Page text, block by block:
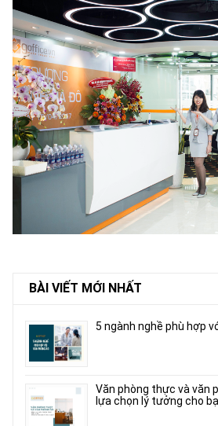
BÀI VIẾT MỚI NHẤT
5 ngành nghề phù hợp
Văn phòng thực và văn
lựa chọn lý tưởng cho